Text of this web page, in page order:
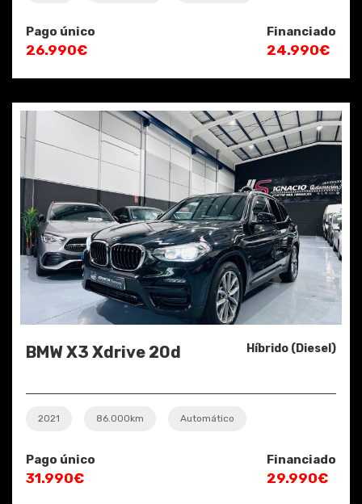
Pago único
26.990€
Financiado
24.990€
BMW X3 Xdrive 20d Híbrido (Diesel)
2021 86.000km Automático
Pago único
31.990€
Financiado
29.990€